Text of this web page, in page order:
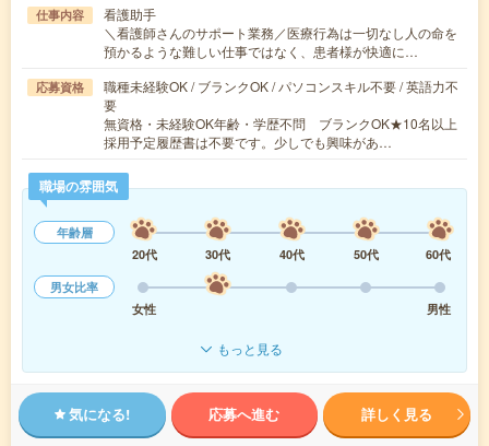
仕事内容
看護助手
＼看護師さんのサポート業務／医療行為は一切なし人の命を
預かるような難しい仕事ではなく、患者様が快適に…
応募資格
職種未経験OK / ブランクOK / パソコンスキル不要 / 英語力不
要
無資格・未経験OK年齢・学歴不問 ブランクOK★10名以上
採用予定履歴書は不要です。少しでも興味があ…
職場の雰囲気
年齢層
20代
30代 40代 50代
60代
男女比率
女性
男性
もっと見る
気になる! 応募へ進む 詳しく見る